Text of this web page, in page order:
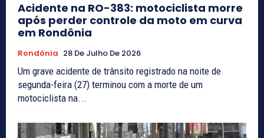
Acidente na RO-383: motociclista morre
após perder controle da moto em curva
em Rondônia
Rondônia 28 De Julho De 2026
Um grave acidente de trânsito registrado na noite de
segunda-feira (27) terminou com a morte de um
motociclista na...